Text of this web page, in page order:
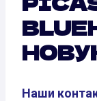
Наши